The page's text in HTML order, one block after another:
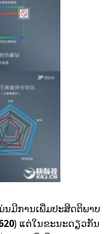
ນມີການເພີ່ມປະສິດຕິພາບ
) ແຕ່ໃນຂະນະດຽວກັນ